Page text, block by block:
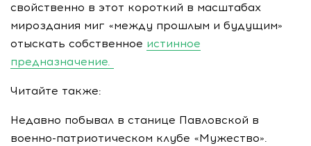
свойственно в этот короткий в масштабах
мироздания миг «между прошлым и будущим»
отыскать собственное истинное
предназначение.
Читайте также:
Недавно побывал в станице Павловской в
военно-патриотическом клубе «Мужество».